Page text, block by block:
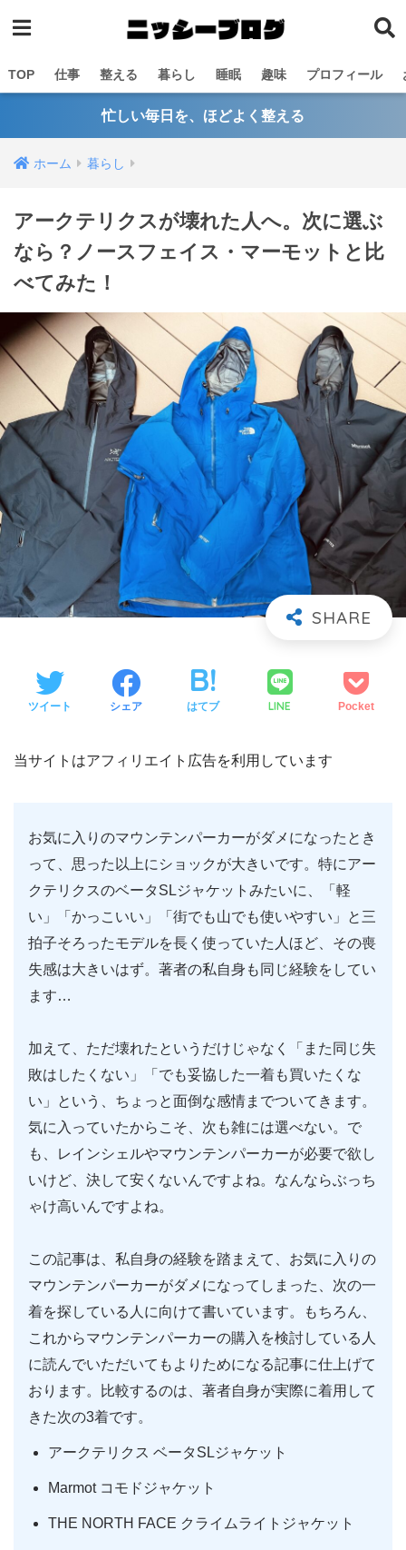
TOP 仕事 整える 暮らし 睡眠 趣味 プロフィール
忙しい毎日を、ほどよく整える
ホーム 暮らし
アークテリクスが壊れた人へ。次に選ぶ
なら？ノースフェイス・マーモットと比
べてみた！
ツイート シェア はてブ LINE Pocket
当サイトはアフィリエイト広告を利用しています
お気に入りのマウンテンパーカーがダメになったとき
って、思った以上にショックが大きいです。特にアー
クテリクスのベータSLジャケットみたいに、「軽
い」「かっこいい」「街でも山でも使いやすい」と三
拍子そろったモデルを長く使っていた人ほど、その喪
失感は大きいはず。著者の私自身も同じ経験をしてい
ます…
加えて、ただ壊れたというだけじゃなく「また同じ失
敗はしたくない」「でも妥協した一着も買いたくな
い」という、ちょっと面倒な感情までついてきます。
気に入っていたからこそ、次も雑には選べない。で
も、レインシェルやマウンテンパーカーが必要で欲し
いけど、決して安くないんですよね。なんならぶっち
ゃけ高いんですよね。
この記事は、私自身の経験を踏まえて、お気に入りの
マウンテンパーカーがダメになってしまった、次の一
着を探している人に向けて書いています。もちろん、
これからマウンテンパーカーの購入を検討している人
に読んでいただいてもよりためになる記事に仕上げて
おります。比較するのは、著者自身が実際に着用して
きた次の3着です。
アークテリクス ベータSLジャケット
Marmot コモドジャケット
THE NORTH FACE クライムライトジャケット